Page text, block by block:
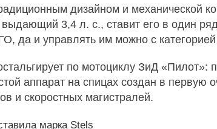
дизайном и механической
3,4 л. с., ставит его в один
да и управлять им можно с
по мотоциклу ЗиД «Пилот»:
аппарат на спицах создан в первую
и скоростных магистралей.